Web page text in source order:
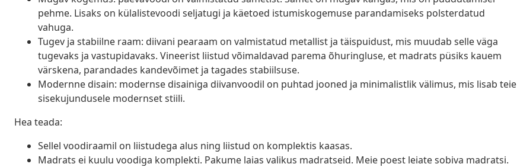
pehme. Lisaks on külalistevoodi seljatugi ja käetoed istumiskogemuse parandamiseks polsterdatud
vahuga.
Tugev ja stabiilne raam: diivani pearaam on valmistatud metallist ja täispuidust, mis muudab selle väga
tugevaks ja vastupidavaks. Vineerist liistud võimaldavad parema õhuringluse, et madrats püsiks kauem
värskena, parandades kandevõimet ja tagades stabiilsuse.
Modernne disain: modernse disainiga diivanvoodil on puhtad jooned ja minimalistlik välimus, mis lisab teie
sisekujundusele modernset stiili.
Hea teada:
Sellel voodiraamil on liistudega alus ning liistud on komplektis kaasas.
Madrats ei kuulu voodiga komplekti. Pakume laias valikus madratseid. Meie poest leiate sobiva madratsi.